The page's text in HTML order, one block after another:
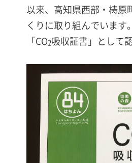
以来、高知県西部・梼原
くりに取り組んでいま
「CO2吸収証書」として